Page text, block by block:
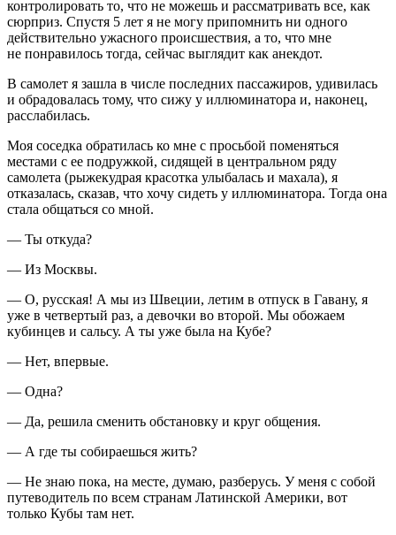
контролировать то, что не можешь и рассматривать все, как
сюрприз. Спустя 5 лет я не могу припомнить ни одного
действительно ужасного происшествия, а то, что мне
не понравилось тогда, сейчас выглядит как анекдот.
В самолет я зашла в числе последних пассажиров, удивилась
и обрадовалась тому, что сижу у иллюминатора и, наконец,
расслабилась.
Моя соседка обратилась ко мне с просьбой поменяться
местами с ее подружкой, сидящей в центральном ряду
самолета (рыжекудрая красотка улыбалась и махала), я
отказалась, сказав, что хочу сидеть у иллюминатора. Тогда она
стала общаться со мной.
— Ты откуда?
— Из Москвы.
— О, русская! А мы из Швеции, летим в отпуск в Гавану, я
уже в четвертый раз, а девочки во второй. Мы обожаем
кубинцев и сальсу. А ты уже была на Кубе?
— Нет, впервые.
— Одна?
— Да, решила сменить обстановку и круг общения.
— А где ты собираешься жить?
— Не знаю пока, на месте, думаю, разберусь. У меня с собой
путеводитель по всем странам Латинской Америки, вот
только Кубы там нет.